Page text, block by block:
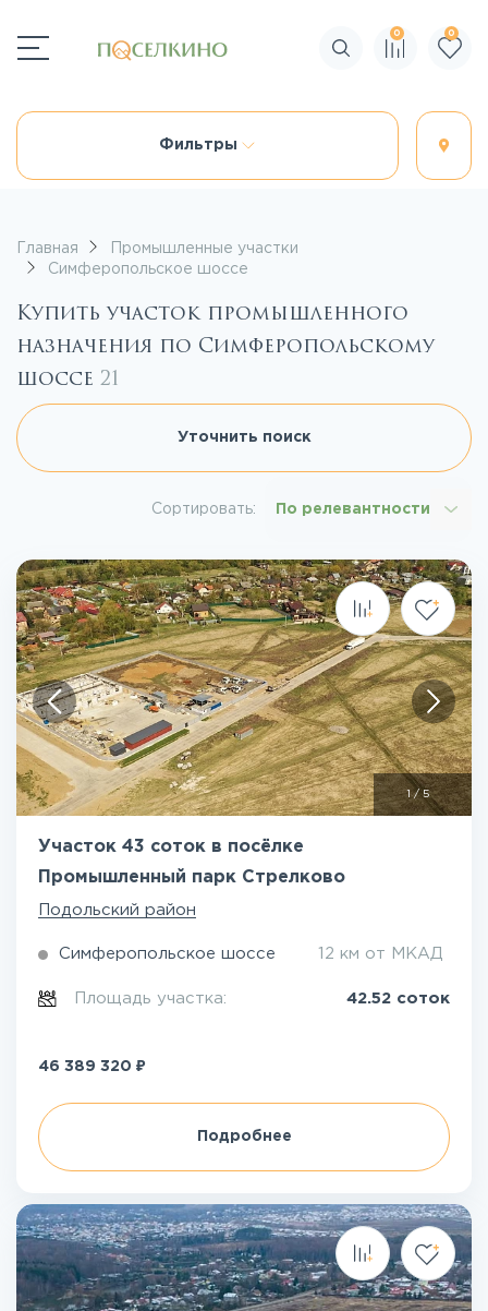
Поиск по сайту
0 0
Фильтры
Главная
Промышленные участки
Симферопольское шоссе
Купить участок промышленного
назначения по Симферопольскому
шоссе 21
Уточнить поиск
Сортировать: По релевантности
1 / 5
Участок 43 соток в посёлке
Промышленный парк Стрелково
Подольский район
Симферопольское шоссе 12 км от МКАД
Площадь участка: 42.52 соток
46 389 320 ₽
Подробнее